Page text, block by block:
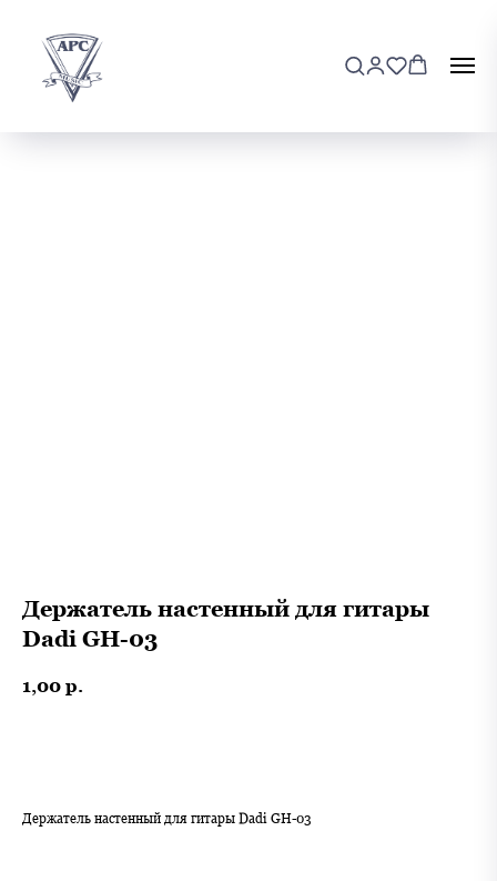
Держатель настенный для гитары
Dadi GH-03
1,00 р.
Держатель настенный для гитары Dadi GH-03